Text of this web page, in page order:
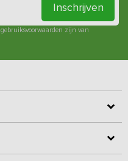
Inschrijven
gebruiksvoorwaarden zijn van